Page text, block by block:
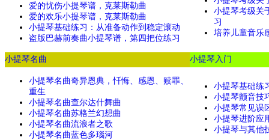
爱的忧伤小提琴谱，克莱斯勒曲
爱的欢乐小提琴谱，克莱斯勒曲
小提琴基础练习：从准备动作到稳定滚动
盗版巴赫前奏曲小提琴谱，第四把位练习
小提琴考级关
习
培养儿童音乐
小提琴名曲 小提琴入门
小提琴名曲奇异恩典，忏悔、感恩、赎罪、
重生
小提琴名曲查尔达什舞曲
小提琴名曲苏格兰幻想曲
小提琴名曲流浪者之歌
小提琴名曲蓝色多瑙河
小提琴基础练
小提琴颤音技
小提琴常见误
小提琴进阶应
小提琴与其他